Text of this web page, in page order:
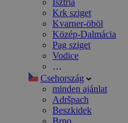
Isztria
Krk sziget
Kvarner-öböl
Közép-Dalmácia
Pag sziget
Vodice
…
Csehország
minden ajánlat
Adršpach
Beszkidek